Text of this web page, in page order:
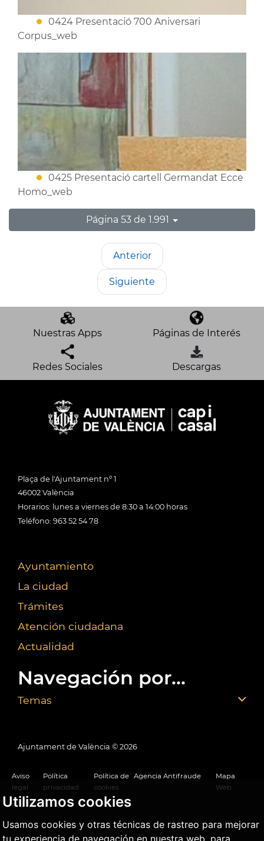
Utilizamos cookies
Usamos cookies y otras técnicas de rastreo para mejorar
tu experiencia de navegación en nuestra web, para
0424 Presentació 700 Aniversari
Corpus_web
0425 Presentació cartell Germandat Ecce
Homo_web
Página 53 de 1.991
Anterior
Siguiente
Nuestras Apps Páginas de Interés
Redes Sociales Descargas
Plaça de l'Ajuntament nº 1
46002 València
Horarios: lunes a viernes de 8:30 a 14:00 horas
Teléfono: 963 52 54 78
Ayuntamiento
La ciudad
Trámites
Atención ciudadana
Actualidad
Navegación por...
Temas
Ajuntament de València © 2026
Aviso
legal
Política
privacidad
Política de
cookies
Agencia Antifraude
Mapa
Web